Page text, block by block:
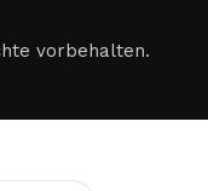
vorbehalten.